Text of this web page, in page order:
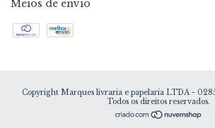
Meios de envio
Copyright Marques livraria e papelaria LTDA -
Todos os direitos reservados.